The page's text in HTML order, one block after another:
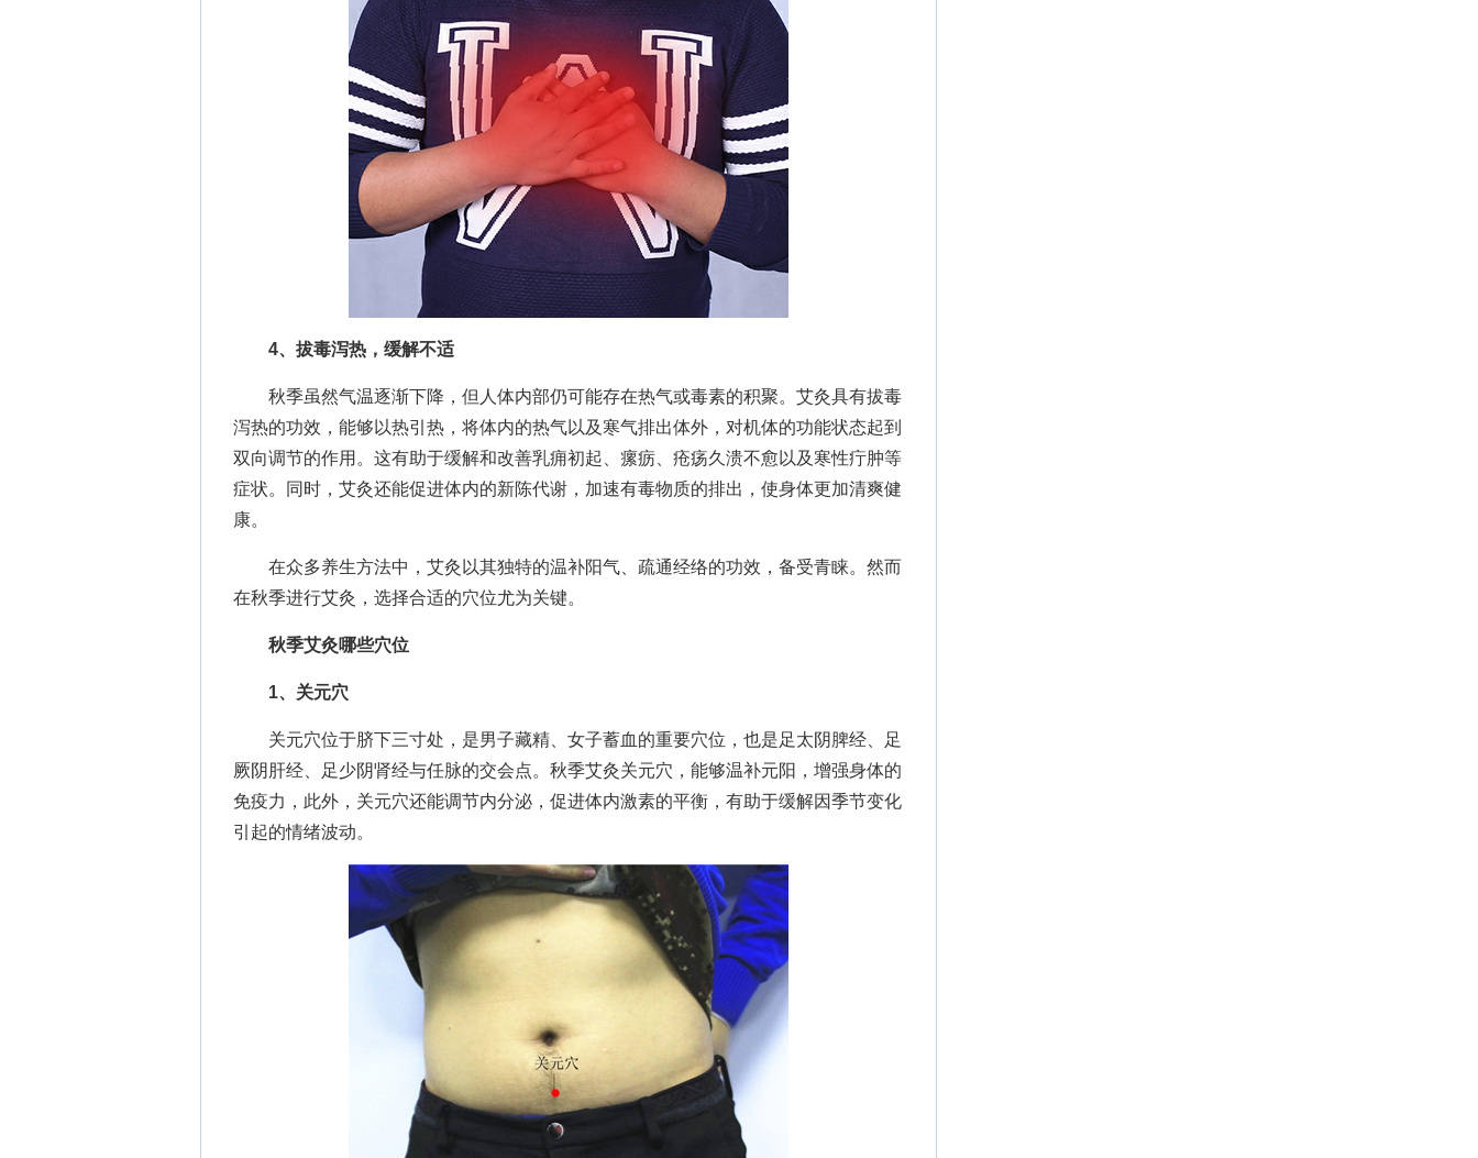
4、拔毒泻热，缓解不适
秋季虽然气温逐渐下降，但人体内部仍可能存在热气或毒素的积聚。艾灸具有拔毒
泻热的功效，能够以热引热，将体内的热气以及寒气排出体外，对机体的功能状态起到
双向调节的作用。这有助于缓解和改善乳痈初起、瘰疬、疮疡久溃不愈以及寒性疔肿等
症状。同时，艾灸还能促进体内的新陈代谢，加速有毒物质的排出，使身体更加清爽健
康。
在众多养生方法中，艾灸以其独特的温补阳气、疏通经络的功效，备受青睐。然而
在秋季进行艾灸，选择合适的穴位尤为关键。
秋季艾灸哪些穴位
1、 关元穴
关元穴位于脐下三寸处，是男子藏精、女子蓄血的重要穴位，也是足太阴脾经、足
厥阴肝经、足少阴肾经与任脉的交会点。秋季艾灸关元穴，能够温补元阳，增强身体的
免疫力，此外，关元穴还能调节内分泌，促进体内激素的平衡，有助于缓解因季节变化
引起的情绪波动。